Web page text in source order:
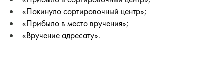
«Покинуло сортировочный центр»;
«Прибыло в место вручения»;
«Вручение адресату».